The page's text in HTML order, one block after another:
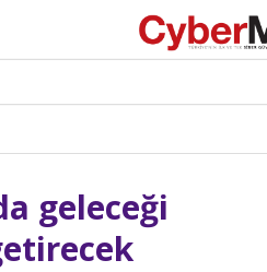
Editörden
Yazarlar
Sizden Gelenler
İletişim
geleceği